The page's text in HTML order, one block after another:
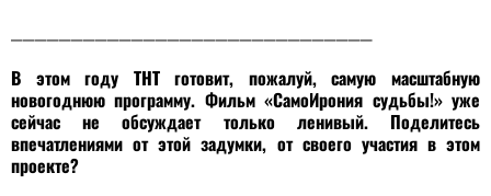
В этом году ТНТ готовит, пожалуй, самую масштабную
новогоднюю программу. Фильм «СамоИрония судьбы!» уже
сейчас не обсуждает только ленивый. Поделитесь
впечатлениями от этой задумки, от своего участия в этом
проекте?